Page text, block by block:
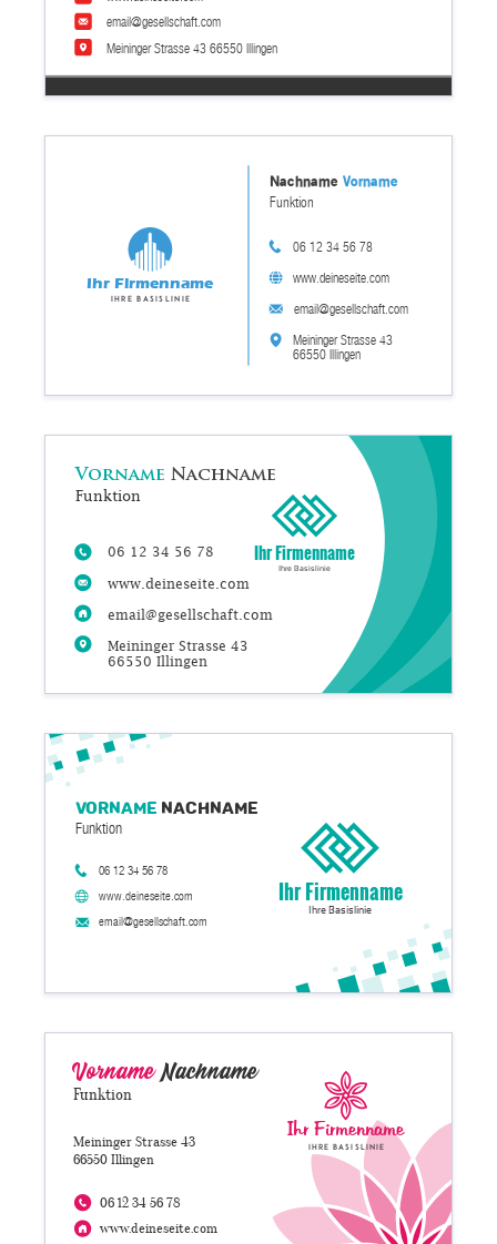
Meininger Strasse 43 66550 Illingen
email@gesellschaft.com
email@gesellschaft.com
Meininger Strasse 43
66550 Illingen
06 12 34 56 78
www.deineseite.com
Funktion
NachnameVorname
Ihr Firmenname
Ihre Basislinie
06 12 34 56 78
www.deineseite.com
email@gesellschaft.com
Meininger Strasse 43
66550 Illingen
Funktion
VornameNachname
Ihr Firmenname
Ihre Basislinie
www.deineseite.com
email@gesellschaft.com
Funktion
06 12 34 56 78
Vorname Nachname
Ihr Firmenname
Ihre Basislinie
06 12 34 56 78
www.deineseite.com
Funktion
Meininger Strasse 43
66550 Illingen
VornameNachname
Ihr Firmenname
Ihre Basislinie